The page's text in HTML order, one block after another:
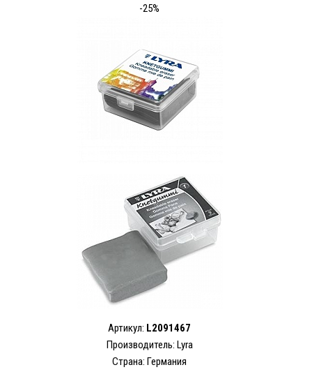
-25%
Артикул: L2091467
Производитель: Lyra
Страна: Германия